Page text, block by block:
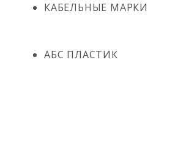
КАБЕЛЬНЫЕ МАРКИ
АБС ПЛАСТИК